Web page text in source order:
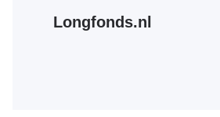
Longfonds.nl